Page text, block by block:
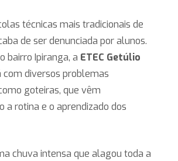
técnicas mais tradicionais de
de ser denunciada por alunos.
bairro Ipiranga, a ETEC Getúlio
com diversos problemas
goteiras, que vêm
a rotina e o aprendizado dos
chuva intensa que alagou toda a